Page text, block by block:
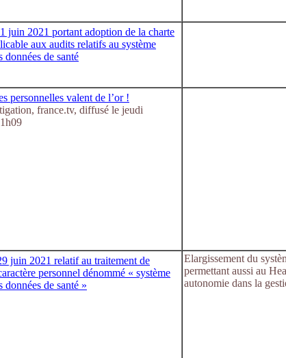
juin 2021 portant adoption de la charte
aux audits relatifs au système
données de santé
personnelles valent de l’or !
france.tv, diffusé le jeudi
juin 2021 relatif au traitement de
personnel dénommé « système
données de santé »
Elargissement du
permettant aussi au
autonomie dans la